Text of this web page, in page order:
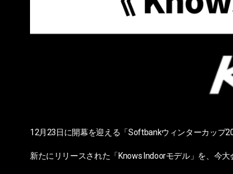
12月23日に開幕を迎える「Softbankウィンターカップ
新たにリリースされた「Knows Indoorモデル」を、今